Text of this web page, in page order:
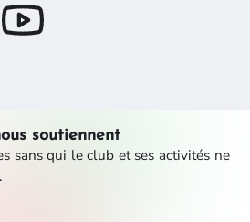
soutiennent
sans qui le club et ses activités ne